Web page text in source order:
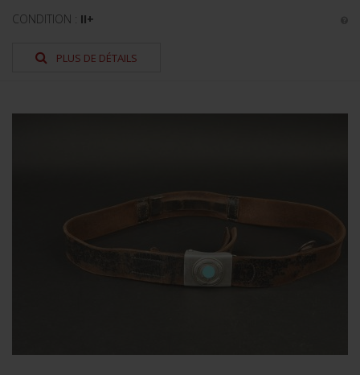
CONDITION : II+
PLUS DE DÉTAILS